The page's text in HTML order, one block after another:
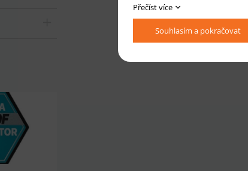
Přečíst více
Souhlasím a pokračovat